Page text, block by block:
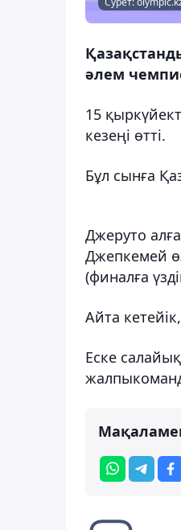
әлем
15
кезеңі өтті.
Бұл сынға
Джеруто
Джепкемей
(финалға
Айта
Еске